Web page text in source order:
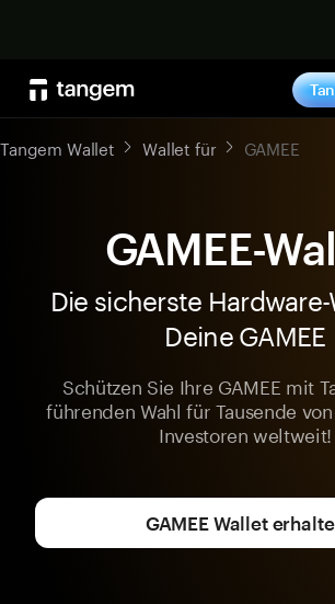
Tangem Wallet Wallet für GAMEE
GAMEE-
Die sicherste
Deine GAMEE
Schützen Sie Ihre GAMEE mit
führenden Wahl für Tausende
Investoren weltweit!
GAMEE Wallet